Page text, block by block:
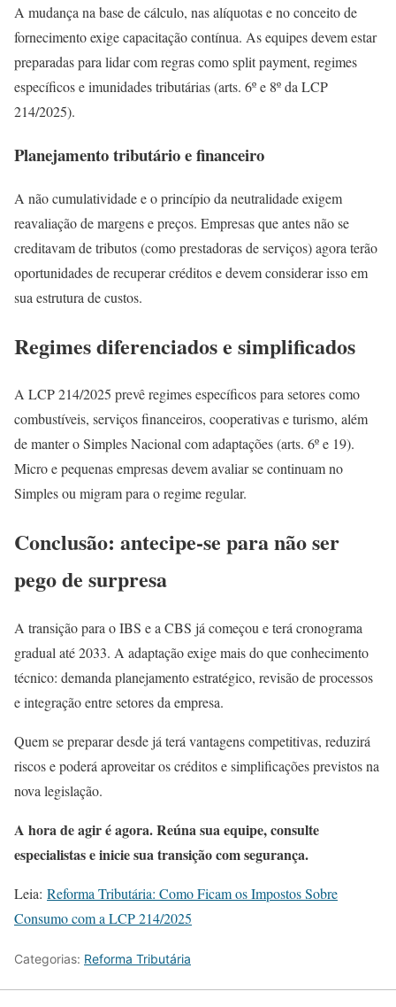
A mudança na base de cálculo, nas alíquotas e no conceito de
fornecimento exige capacitação contínua. As equipes devem estar
preparadas para lidar com regras como split payment, regimes
específicos e imunidades tributárias (arts. 6º e 8º da LCP
214/2025).
Planejamento tributário e financeiro
A não cumulatividade e o princípio da neutralidade exigem
reavaliação de margens e preços. Empresas que antes não se
creditavam de tributos (como prestadoras de serviços) agora terão
oportunidades de recuperar créditos e devem considerar isso em
sua estrutura de custos.
Regimes diferenciados e simplificados
A LCP 214/2025 prevê regimes específicos para setores como
combustíveis, serviços financeiros, cooperativas e turismo, além
de manter o Simples Nacional com adaptações (arts. 6º e 19).
Micro e pequenas empresas devem avaliar se continuam no
Simples ou migram para o regime regular.
Conclusão: antecipe-se para não ser
pego de surpresa
A transição para o IBS e a CBS já começou e terá cronograma
gradual até 2033. A adaptação exige mais do que conhecimento
técnico: demanda planejamento estratégico, revisão de processos
e integração entre setores da empresa.
Quem se preparar desde já terá vantagens competitivas, reduzirá
riscos e poderá aproveitar os créditos e simplificações previstos na
nova legislação.
A hora de agir é agora. Reúna sua equipe, consulte
especialistas e inicie sua transição com segurança.
Leia: Reforma Tributária: Como Ficam os Impostos Sobre
Consumo com a LCP 214/2025
Categorias: Reforma Tributária